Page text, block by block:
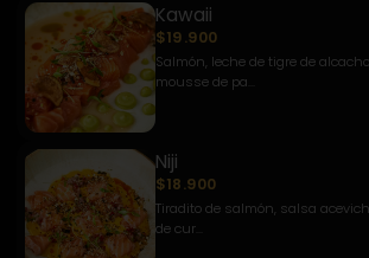
Kawaii
$19.900
Salmón, leche de tigre de
mousse de pa...
Niji
$18.900
Tiradito de salmón, salsa
de cur...